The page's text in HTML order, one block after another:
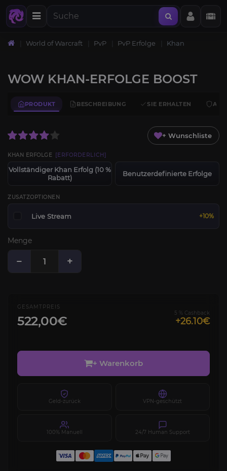
World of Warcraft PvP PvP Erfolge Khan
WOW KHAN-ERFOLGE BOOST
PRODUKT BESCHREIBUNG SIE ERHALTEN
+ Wunschliste
KHAN ERFOLGE [ERFORDERLICH]
Vollständiger Khan Erfolg (10 %
Rabatt)
Benutzerdefinierte Erfolge
ZUSATZOPTIONEN
Live Stream +10%
Menge
− +
GESAMTPREIS
522,00€
5 % Cashback
+26.10€
+ Warenkorb
Geld-zurück VPN-geschützt
100% Manuell 24/7 Human Support